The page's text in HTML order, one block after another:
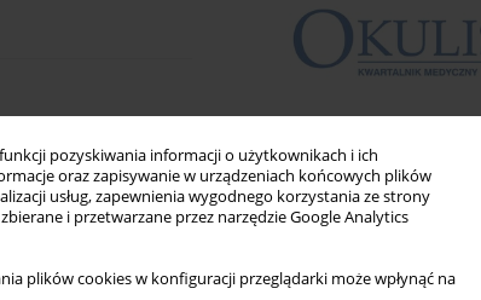
pozyskiwania informacji o użytkownikach i ich
oraz zapisywanie w urządzeniach końcowych plików
usług, zapewnienia wygodnego korzystania ze strony
i przetwarzane przez narzędzie Google Analytics
plików cookies w konfiguracji przeglądarki może wpłynąć na
Najczęściej czytane
Miesiąc
Rok
Herpes Simplex Virus
and Therapeutic